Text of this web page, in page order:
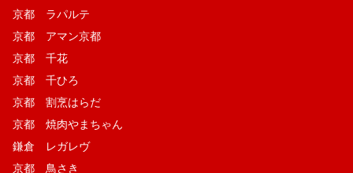
京都 ラパルテ
京都 アマン京都
京都 千花
京都 千ひろ
京都 割烹はらだ
京都 焼肉やまちゃん
鎌倉 レガレヴ
京都 鳥さき